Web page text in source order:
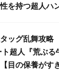
を持つ超人ハ
タッグ乱舞攻
超人『荒ぶる
目の保養がす